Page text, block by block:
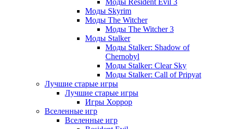
Моды Resident Evil 3
Моды Skyrim
Моды The Witcher
Моды The Witcher 3
Моды Stalker
Моды Stalker: Shadow of
Chernobyl
Моды Stalker: Clear Sky
Моды Stalker: Call of Pripyat
Лучшие старые игры
Лучшие старые игры
Игры Хоррор
Вселенные игр
Вселенные игр